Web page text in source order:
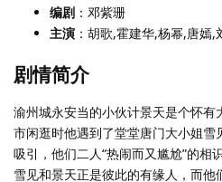
编剧 ：邓紫珊
主演 ：胡歌,霍建华,杨幂,唐嫣,
剧情简介
渝州城永安当的小伙计景天是个怀
市闲逛时他遇到了堂堂唐门大小姐
吸引，他们二人“热闹而又尴尬”的相
雪见和景天正是彼此的有缘人，而